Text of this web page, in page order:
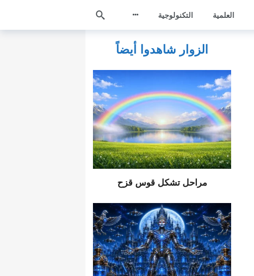
العلمية التكنولوجية
الزوار شاهدوا أيضاً
مراحل تشكل قوس قزح